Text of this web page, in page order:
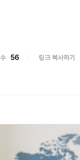
56 링크 복사하기